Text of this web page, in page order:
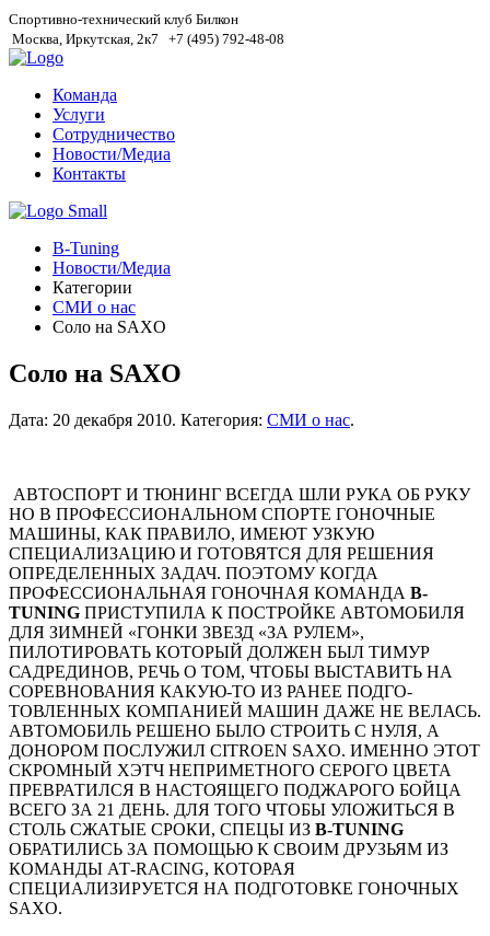
Спортивно-технический клуб Билкон
Москва, Иркутская, 2к7
+7 (495) 792-48-08
Команда
Услуги
Сотрудничество
Новости/Медиа
Контакты
B-Tuning
Новости/Медиа
Категории
СМИ о нас
Соло на SAXO
Соло на SAXO
Дата: 20 декабря 2010. Категория: СМИ о нас.
АВТОСПОРТ И ТЮНИНГ ВСЕГДА ШЛИ РУКА ОБ РУКУ
НО В ПРОФЕССИОНАЛЬНОМ СПОРТЕ ГОНОЧНЫЕ
МАШИНЫ, КАК ПРАВИЛО, ИМЕЮТ УЗКУЮ
СПЕЦИАЛИЗАЦИЮ И ГОТОВЯТСЯ ДЛЯ РЕШЕНИЯ
ОПРЕДЕЛЕННЫХ ЗАДАЧ. ПОЭТОМУ КОГДА
ПРОФЕССИОНАЛЬНАЯ ГОНОЧНАЯ КОМАНДА B-
TUNING ПРИСТУПИЛА К ПОСТРОЙКЕ АВТОМОБИЛЯ
ДЛЯ ЗИМНЕЙ «ГОНКИ ЗВЕЗД «ЗА РУЛЕМ»,
ПИЛОТИРОВАТЬ КОТОРЫЙ ДОЛЖЕН БЫЛ ТИМУР
САДРЕДИНОВ, РЕЧЬ О ТОМ, ЧТОБЫ ВЫСТАВИТЬ НА
СОРЕВНОВАНИЯ КАКУЮ-ТО ИЗ РАНЕЕ ПОДГО-
ТОВЛЕННЫХ КОМПАНИЕЙ МАШИН ДАЖЕ НЕ ВЕЛАСЬ.
АВТОМОБИЛЬ РЕШЕНО БЫЛО СТРОИТЬ С НУЛЯ, А
ДОНОРОМ ПОСЛУЖИЛ CITROEN SAXO. ИМЕННО ЭТОТ
СКРОМНЫЙ ХЭТЧ НЕПРИМЕТНОГО СЕРОГО ЦВЕТА
ПРЕВРАТИЛСЯ В НАСТОЯЩЕГО ПОДЖАРОГО БОЙЦА
ВСЕГО ЗА 21 ДЕНЬ. ДЛЯ ТОГО ЧТОБЫ УЛОЖИТЬСЯ В
СТОЛЬ СЖАТЫЕ СРОКИ, СПЕЦЫ ИЗ B-TUNING
ОБРАТИЛИСЬ ЗА ПОМОЩЬЮ К СВОИМ ДРУЗЬЯМ ИЗ
КОМАНДЫ АТ-RACING, КОТОРАЯ
СПЕЦИАЛИЗИРУЕТСЯ НА ПОДГОТОВКЕ ГОНОЧНЫХ
SAXO.